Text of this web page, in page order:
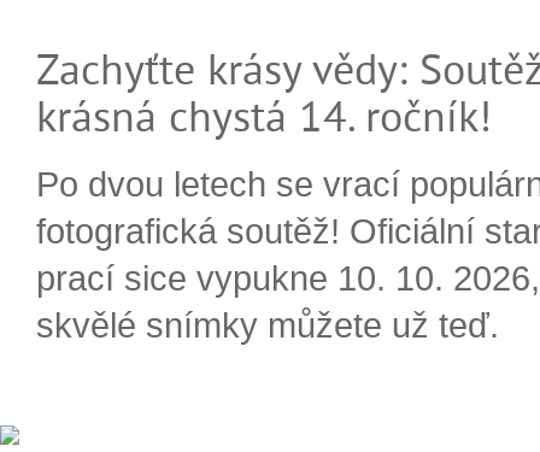
Zachyťte krásy vědy:
krásná chystá 14. ročník!
Po dvou letech se vrací
fotografická soutěž! Oficiální
prací sice vypukne 10. 10.
skvělé snímky můžete už teď.